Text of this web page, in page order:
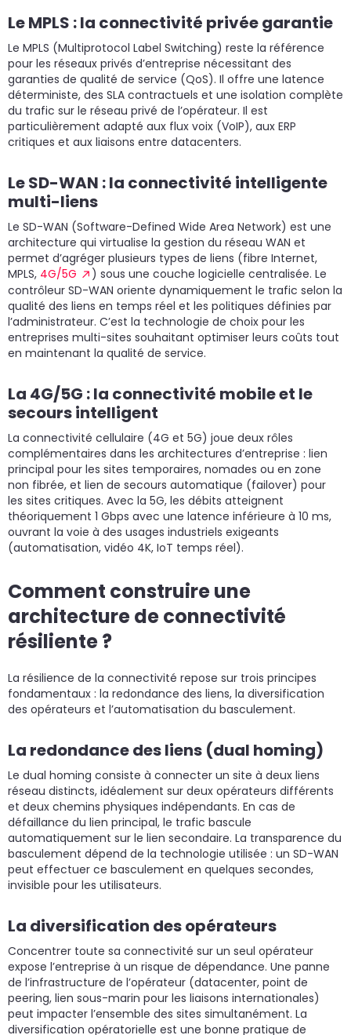
Le MPLS : la connectivité privée garantie
Le MPLS (Multiprotocol Label Switching) reste la référence
pour les réseaux privés d’entreprise nécessitant des
garanties de qualité de service (QoS). Il offre une latence
déterministe, des SLA contractuels et une isolation complète
du trafic sur le réseau privé de l’opérateur. Il est
particulièrement adapté aux flux voix (VoIP), aux ERP
critiques et aux liaisons entre datacenters.
Le SD-WAN : la connectivité intelligente
multi-liens
Le SD-WAN (Software-Defined Wide Area Network) est une
architecture qui virtualise la gestion du réseau WAN et
permet d’agréger plusieurs types de liens (fibre Internet,
MPLS, 4G/5G
) sous une couche logicielle centralisée. Le
contrôleur SD-WAN oriente dynamiquement le trafic selon la
qualité des liens en temps réel et les politiques définies par
l’administrateur. C’est la technologie de choix pour les
entreprises multi-sites souhaitant optimiser leurs coûts tout
en maintenant la qualité de service.
La 4G/5G : la connectivité mobile et le
secours intelligent
La connectivité cellulaire (4G et 5G) joue deux rôles
complémentaires dans les architectures d’entreprise : lien
principal pour les sites temporaires, nomades ou en zone
non fibrée, et lien de secours automatique (failover) pour
les sites critiques. Avec la 5G, les débits atteignent
théoriquement 1 Gbps avec une latence inférieure à 10 ms,
ouvrant la voie à des usages industriels exigeants
(automatisation, vidéo 4K, IoT temps réel).
Comment construire une
architecture de connectivité
résiliente ?
La résilience de la connectivité repose sur trois principes
fondamentaux : la redondance des liens, la diversification
des opérateurs et l’automatisation du basculement.
La redondance des liens (dual homing)
Le dual homing consiste à connecter un site à deux liens
réseau distincts, idéalement sur deux opérateurs différents
et deux chemins physiques indépendants. En cas de
défaillance du lien principal, le trafic bascule
automatiquement sur le lien secondaire. La transparence du
basculement dépend de la technologie utilisée : un SD-WAN
peut effectuer ce basculement en quelques secondes,
invisible pour les utilisateurs.
La diversification des opérateurs
Concentrer toute sa connectivité sur un seul opérateur
expose l’entreprise à un risque de dépendance. Une panne
de l’infrastructure de l’opérateur (datacenter, point de
peering, lien sous-marin pour les liaisons internationales)
peut impacter l’ensemble des sites simultanément. La
diversification opératorielle est une bonne pratique de